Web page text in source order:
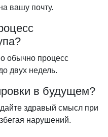
вашу почту.
обычно процесс
двух недель.
в будущем?
здравый смысл при
нарушений.